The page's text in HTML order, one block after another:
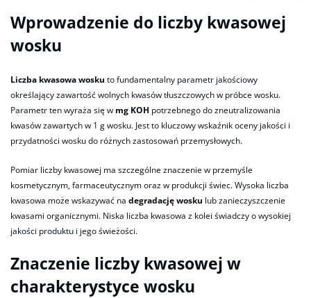
Wprowadzenie do liczby kwasowej
wosku
Liczba kwasowa wosku to fundamentalny parametr jakościowy
określający zawartość wolnych kwasów tłuszczowych w próbce wosku.
Parametr ten wyraża się w mg KOH potrzebnego do zneutralizowania
kwasów zawartych w 1 g wosku. Jest to kluczowy wskaźnik oceny jakości i
przydatności wosku do różnych zastosowań przemysłowych.
Pomiar liczby kwasowej ma szczególne znaczenie w przemyśle
kosmetycznym, farmaceutycznym oraz w produkcji świec. Wysoka liczba
kwasowa może wskazywać na degradację wosku lub zanieczyszczenie
kwasami organicznymi. Niska liczba kwasowa z kolei świadczy o wysokiej
jakości produktu i jego świeżości.
Znaczenie liczby kwasowej w
charakterystyce wosku